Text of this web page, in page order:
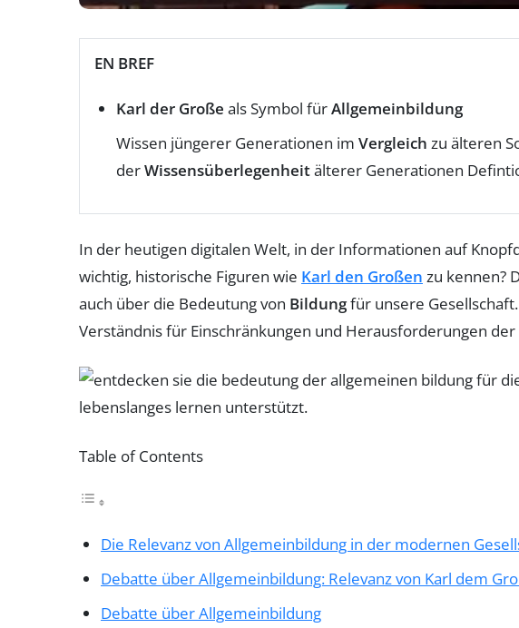
EN BREF
Karl der Große als Symbol fürAllgemeinbildung
Wissen jüngerer Generationen im Vergleich zu älteren
derWissensüberlegenheitälterer Generationen
In der heutigen digitalen Welt, in der Informationen auf
wichtig, historische Figuren wie Karl den Großen zu kennen?
auch über die Bedeutung von Bildungfür unsere
Verständnis für Einschränkungen und Herausforderungen
Table of Contents
Die Relevanz von Allgemeinbildung in der modernen
Debatte über Allgemeinbildung: Relevanz von Karl dem
Debatte über Allgemeinbildung